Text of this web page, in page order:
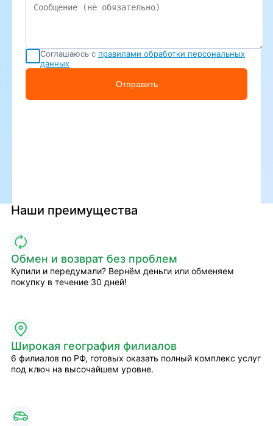
Соглашаюсь с правилами обработки персональных
данных
Отправить
Наши преимущества
Обмен и возврат без проблем
Купили и передумали? Вернём деньги или обменяем
покупку в течение 30 дней!
Широкая география филиалов
6 филиалов по РФ, готовых оказать полный комплекс услуг
под ключ на высочайшем уровне.